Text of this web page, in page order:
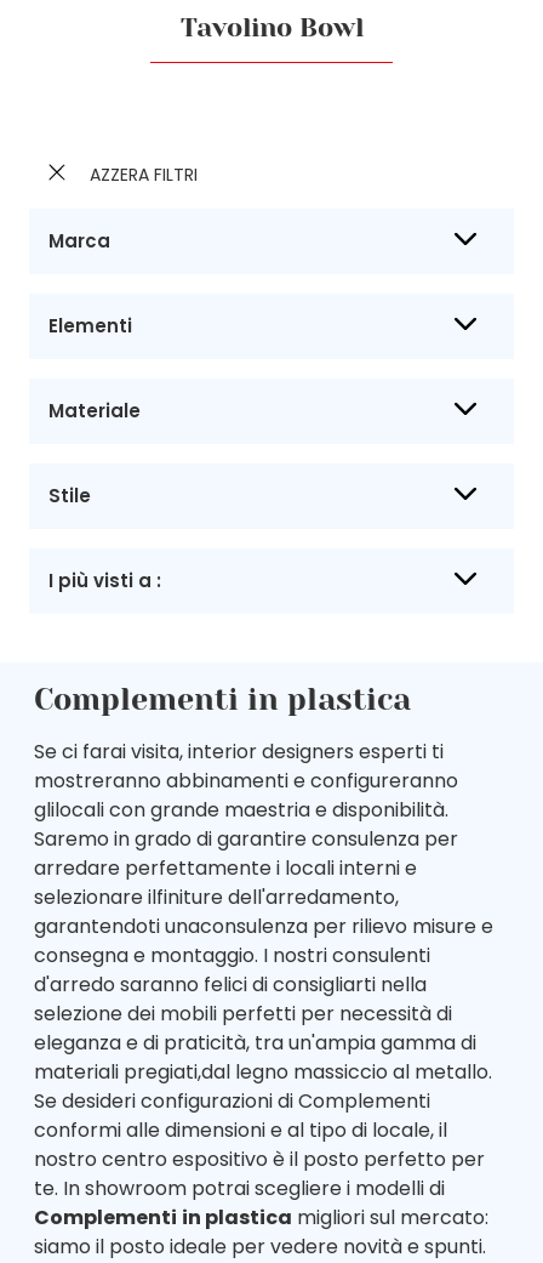
AZZERA FILTRI
Marca
Elementi
Materiale
Stile
I più visti a :
Tavolino Bowl
Complementi in plastica
Se ci farai visita, interior designers esperti ti
mostreranno abbinamenti e configureranno
glilocali con grande maestria e disponibilità.
Saremo in grado di garantire consulenza per
arredare perfettamente i locali interni e
selezionare ilfiniture dell'arredamento,
garantendoti unaconsulenza per rilievo misure e
consegna e montaggio. I nostri consulenti
d'arredo saranno felici di consigliarti nella
selezione dei mobili perfetti per necessità di
eleganza e di praticità, tra un'ampia gamma di
materiali pregiati,dal legno massiccio al metallo.
Se desideri configurazioni di Complementi
conformi alle dimensioni e al tipo di locale, il
nostro centro espositivo è il posto perfetto per
te. In showroom potrai scegliere i modelli di
Complementi in plastica migliori sul mercato:
siamo il posto ideale per vedere novità e spunti.